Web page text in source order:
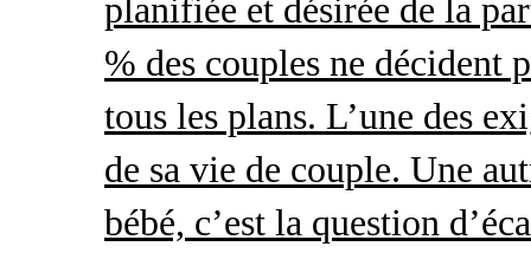
planifiée et désirée de la
% des couples ne décident
tous les plans. L’une des
de sa vie de couple. Une
bébé, c’est la question